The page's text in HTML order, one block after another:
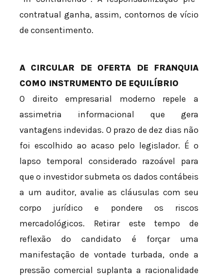
contratual ganha, assim, contornos de vício
de consentimento.
A CIRCULAR DE OFERTA DE FRANQUIA
COMO INSTRUMENTO DE EQUILÍBRIO
O direito empresarial moderno repele a
assimetria informacional que gera
vantagens indevidas. O prazo de dez dias não
foi escolhido ao acaso pelo legislador. É o
lapso temporal considerado razoável para
que o investidor submeta os dados contábeis
a um auditor, avalie as cláusulas com seu
corpo jurídico e pondere os riscos
mercadológicos. Retirar este tempo de
reflexão do candidato é forçar uma
manifestação de vontade turbada, onde a
pressão comercial suplanta a racionalidade